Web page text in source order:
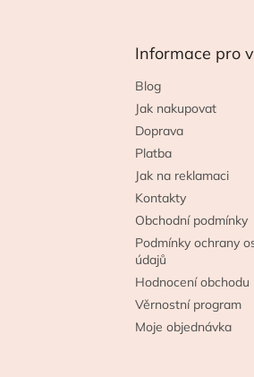
Informace pro
Blog
Jak nakupovat
Doprava
Platba
Jak na reklamaci
Kontakty
Obchodní podmínky
Podmínky ochrany
údajů
Hodnocení obchodu
Věrnostní program
Moje objednávka